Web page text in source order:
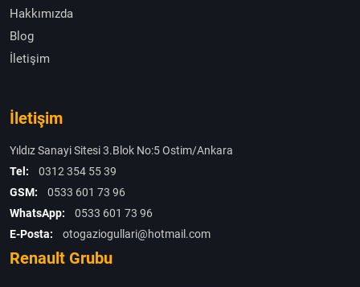
Hakkımızda
Blog
İletişim
İletişim
Yıldız Sanayi Sitesi 3.Blok No:5 Ostim/Ankara
Tel:
0312 354 55 39
GSM:
0533 601 73 96
WhatsApp:
0533 601 73 96
E-Posta:
otogaziogullari@hotmail.com
Renault Grubu